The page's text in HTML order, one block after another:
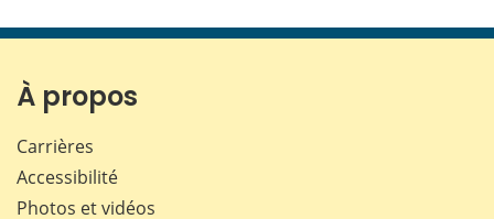
page page page page
À propos
Carrières
Accessibilité
Photos et vidéos